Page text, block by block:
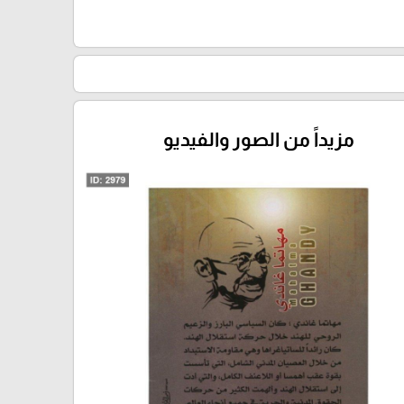
مزيداً من الصور والفيديو